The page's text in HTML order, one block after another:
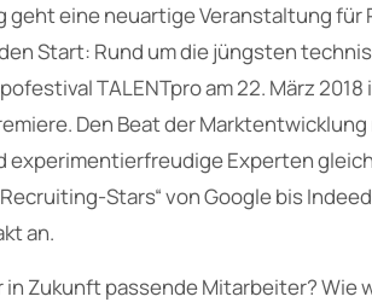
geht eine neuartige Veranstaltung für
Start: Rund um die jüngsten
TALENTpro am 22. März 2018
Den Beat der Marktentwicklung
experimentierfreudige Experten
Stars“ von Google bis
an.
Zukunft passende Mitarbeiter? Wie